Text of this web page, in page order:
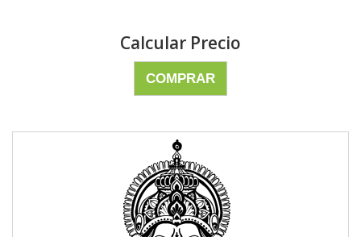
Calcular Precio
COMPRAR